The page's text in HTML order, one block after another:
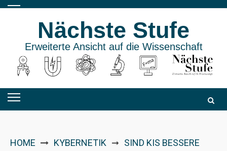
Skip
Nächste Stufe
Erweiterte Ansicht auf die Wissenschaft
HOME KYBERNETIK ➞ SIND KIS BESSERE